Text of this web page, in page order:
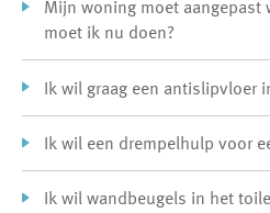
Mijn woning moet aangepast worden voor mijn handicap. Dit is echter niet mogelijk met mijn huidige woning. Wat
moet ik nu doen?
Ik wil graag een antislipvloer
Ik wil een drempelhulp voor
Ik wil wandbeugels in het